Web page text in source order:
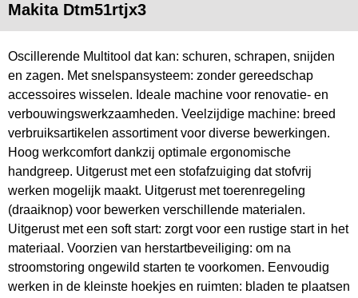
Makita Dtm51rtjx3
Oscillerende Multitool dat kan: schuren, schrapen, snijden
en zagen. Met snelspansysteem: zonder gereedschap
accessoires wisselen. Ideale machine voor renovatie- en
verbouwingswerkzaamheden. Veelzijdige machine: breed
verbruiksartikelen assortiment voor diverse bewerkingen.
Hoog werkcomfort dankzij optimale ergonomische
handgreep. Uitgerust met een stofafzuiging dat stofvrij
werken mogelijk maakt. Uitgerust met toerenregeling
(draaiknop) voor bewerken verschillende materialen.
Uitgerust met een soft start: zorgt voor een rustige start in het
materiaal. Voorzien van herstartbeveiliging: om na
stroomstoring ongewild starten te voorkomen. Eenvoudig
werken in de kleinste hoekjes en ruimten: bladen te plaatsen